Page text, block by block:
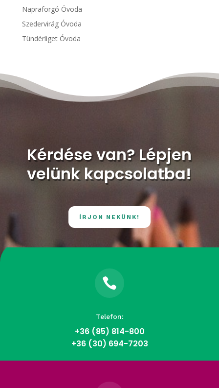
Napraforgó Óvoda
Szedervirág Óvoda
Tündérliget Óvoda
Kérdése van? Lépjen
velünk kapcsolatba!
ÍRJON NEKÜNK!

Telefon:
+36 (85) 814-800
+36 (30) 694-7203